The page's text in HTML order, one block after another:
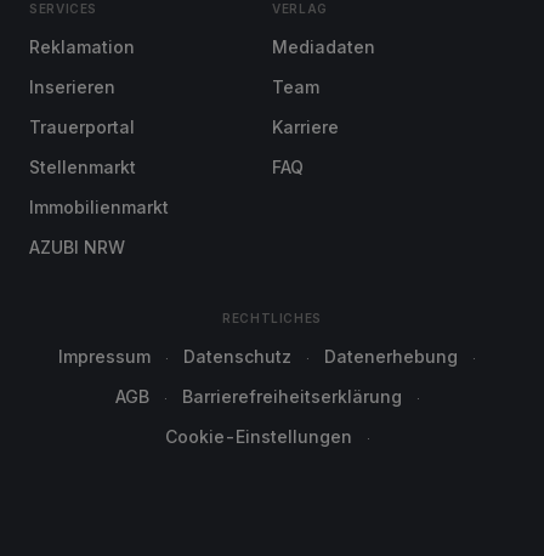
SERVICES
Reklamation
Inserieren
Trauerportal
Stellenmarkt
Immobilienmarkt
AZUBI NRW
VERLAG
Mediadaten
Team
Karriere
FAQ
RECHTLICHES
Impressum Datenschutz
Datenerhebung
AGB
Barrierefreiheitserklärung
Cookie-Einstellungen